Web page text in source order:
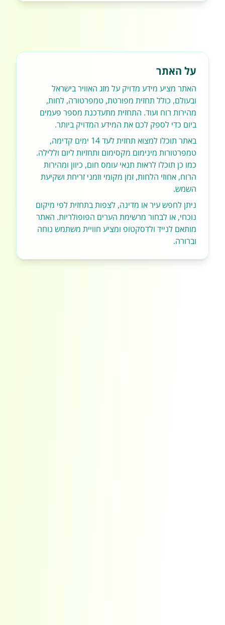
על האתר
האתר מציע מידע מדויק על מזג האוויר בישראל
ובעולם, כולל תחזית מפורטת, טמפרטורה, לחות,
מהירות רוח ועוד. התחזית מתעדכנת מספר פעמים
ביום כדי לספק לכם את המידע המדויק ביותר.
באתר תוכלו למצוא תחזית לעד 14 ימים קדימה,
טמפרטורות מינימום מקסימום ותחזיות ליום וללילה.
כמו כן תוכלו לראות תנאי עומס חום, כיוון ומהירות
הרוח, אחוזי הלחות, זמן מקומי וזמני זריחת ושקיעת
השמש.
ניתן לחפש עיר או מדינה, לצפות בתחזית לפי מיקום
נוכחי, או לבחור מרשימת הערים הפופולריות. האתר
מותאם לנייד ולדסקטופ ומציע חוויית משתמש נוחה
וברורה.